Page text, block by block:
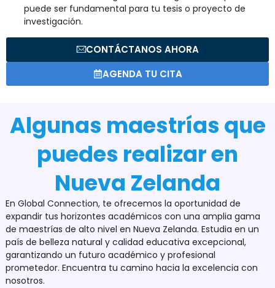
puede ser fundamental para tu tesis o proyecto de
investigación.
CONTÁCTANOS AHORA
AGENDA TU CITA
Algunas maestrías que
puedes realizar en
Nueva Zelanda
En Global Connection, te ofrecemos la oportunidad de
expandir tus horizontes académicos con una amplia gama
de maestrías de alto nivel en Nueva Zelanda. Estudia en un
país de belleza natural y calidad educativa excepcional,
garantizando un futuro académico y profesional
prometedor. Encuentra tu camino hacia la excelencia con
nosotros.